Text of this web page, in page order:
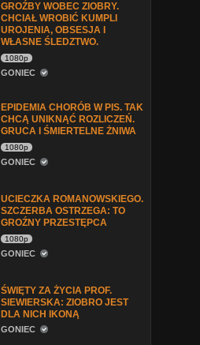
GROŹBY WOBEC ZIOBRY.
CHCIAŁ WROBIĆ KUMPLI
UROJENIA, OBSESJA I
WŁASNE ŚLEDZTWO.
1080p
GONIEC
EPIDEMIA CHORÓB W PIS. TAK
CHCĄ UNIKNĄĆ ROZLICZEŃ.
GRUCA I ŚMIERTELNE ŻNIWA
1080p
GONIEC
UCIECZKA ROMANOWSKIEGO.
SZCZERBA OSTRZEGA: TO
GROŹNY PRZESTĘPCA
1080p
GONIEC
ŚWIĘTY ZA ŻYCIA PROF.
SIEWIERSKA: ZIOBRO JEST
DLA NICH IKONĄ
GONIEC